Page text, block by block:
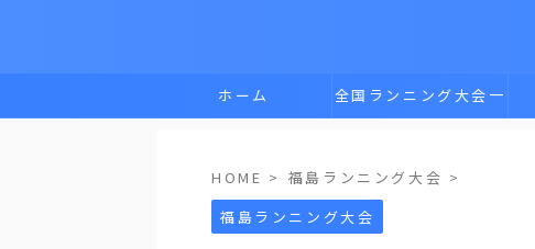
ホーム 全国ランニング大会一
HOME > 福島ランニング大会 >
福島ランニング大会